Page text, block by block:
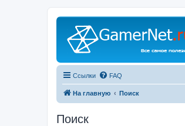
Ссылки FAQ
На главную Поиск
Поиск